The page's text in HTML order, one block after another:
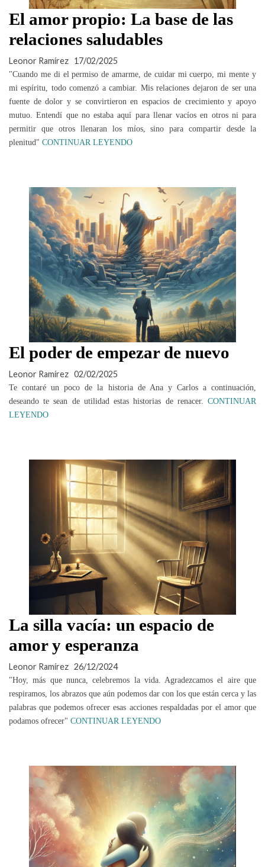
El amor propio: La base de las
relaciones saludables
Leonor Ramírez 17/02/2025
"Cuando me di el permiso de amarme, de cuidar mi cuerpo, mi mente y
mi espíritu, todo comenzó a cambiar. Mis relaciones dejaron de ser una
fuente de dolor y se convirtieron en espacios de crecimiento y apoyo
mutuo. Entendí que no estaba aquí para llenar vacíos en otros ni para
permitir que otros llenaran los míos, sino para compartir desde la
plenitud" CONTINUAR LEYENDO
El poder de empezar de nuevo
Leonor Ramírez 02/02/2025
Te contaré un poco de la historia de Ana y Carlos a continuación,
deseando te sean de utilidad estas historias de renacer. CONTINUAR
LEYENDO
La silla vacía: un espacio de
amor y esperanza
Leonor Ramírez 26/12/2024
"Hoy, más que nunca, celebremos la vida. Agradezcamos el aire que
respiramos, los abrazos que aún podemos dar con los que están cerca y las
palabras que podemos ofrecer esas acciones respaldadas por el amor que
podamos ofrecer" CONTINUAR LEYENDO